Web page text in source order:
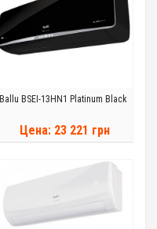
Ballu BSEI-13HN1 Platinum Black
Цена: 23 221 грн